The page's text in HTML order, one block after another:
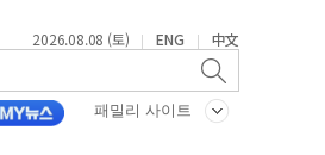
2026.08.08 (토) | ENG | 中文
패밀리 사이트